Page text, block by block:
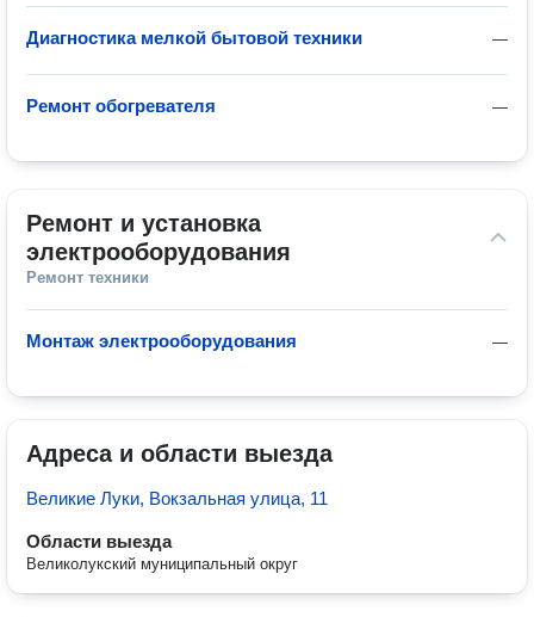
—
Диагностика мелкой бытовой техники
—
Ремонт обогревателя
Ремонт и установка
электрооборудования
Ремонт техники
—
Монтаж электрооборудования
Адреса и области выезда
Великие Луки, Вокзальная улица, 11
Области выезда
Великолукский муниципальный округ